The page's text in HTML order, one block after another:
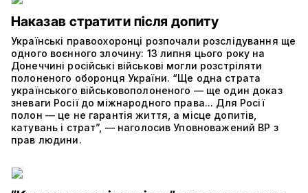
Наказав стратити після допиту
Українські правоохоронці розпочали розслідування ще
одного воєнного злочину: 13 липня цього року на
Донеччині російські військові могли розстріляти
полоненого оборонця України. “Ще одна страта
українського військовополоненого — ще один доказ
зневаги Росії до міжнародного права... Для Росії
полон — це не гарантія життя, а місце допитів,
катувань і страт”, — наголосив Уповноважений ВР з
прав людини.